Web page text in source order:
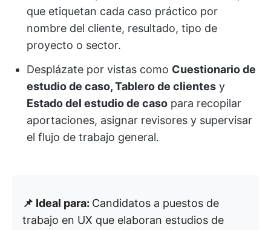
que etiquetan cada caso práctico por
nombre del cliente, resultado, tipo de
proyecto o sector.
Desplázate por vistas como Cuestionario de
estudio de caso, Tablero de clientes y
Estado del estudio de caso para recopilar
aportaciones, asignar revisores y supervisar
el flujo de trabajo general.
📌 Ideal para: Candidatos a puestos de
trabajo en UX que elaboran estudios de